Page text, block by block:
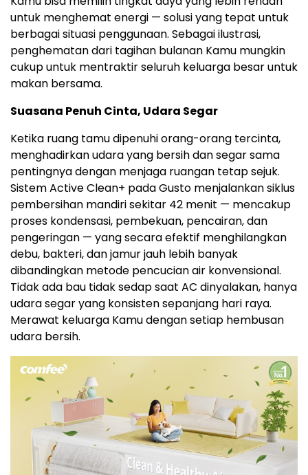
untuk menghemat energi — solusi yang tepat untuk
berbagai situasi penggunaan. Sebagai ilustrasi,
penghematan dari tagihan bulanan Kamu mungkin
cukup untuk mentraktir seluruh keluarga besar untuk
makan bersama.
Suasana Penuh Cinta, Udara Segar
Ketika ruang tamu dipenuhi orang-orang tercinta,
menghadirkan udara yang bersih dan segar sama
pentingnya dengan menjaga ruangan tetap sejuk.
Sistem Active Clean+ pada Gusto menjalankan siklus
pembersihan mandiri sekitar 42 menit — mencakup
proses kondensasi, pembekuan, pencairan, dan
pengeringan — yang secara efektif menghilangkan
debu, bakteri, dan jamur jauh lebih banyak
dibandingkan metode pencucian air konvensional.
Tidak ada bau tidak sedap saat AC dinyalakan, hanya
udara segar yang konsisten sepanjang hari raya.
Merawat keluarga Kamu dengan setiap hembusan
udara bersih.